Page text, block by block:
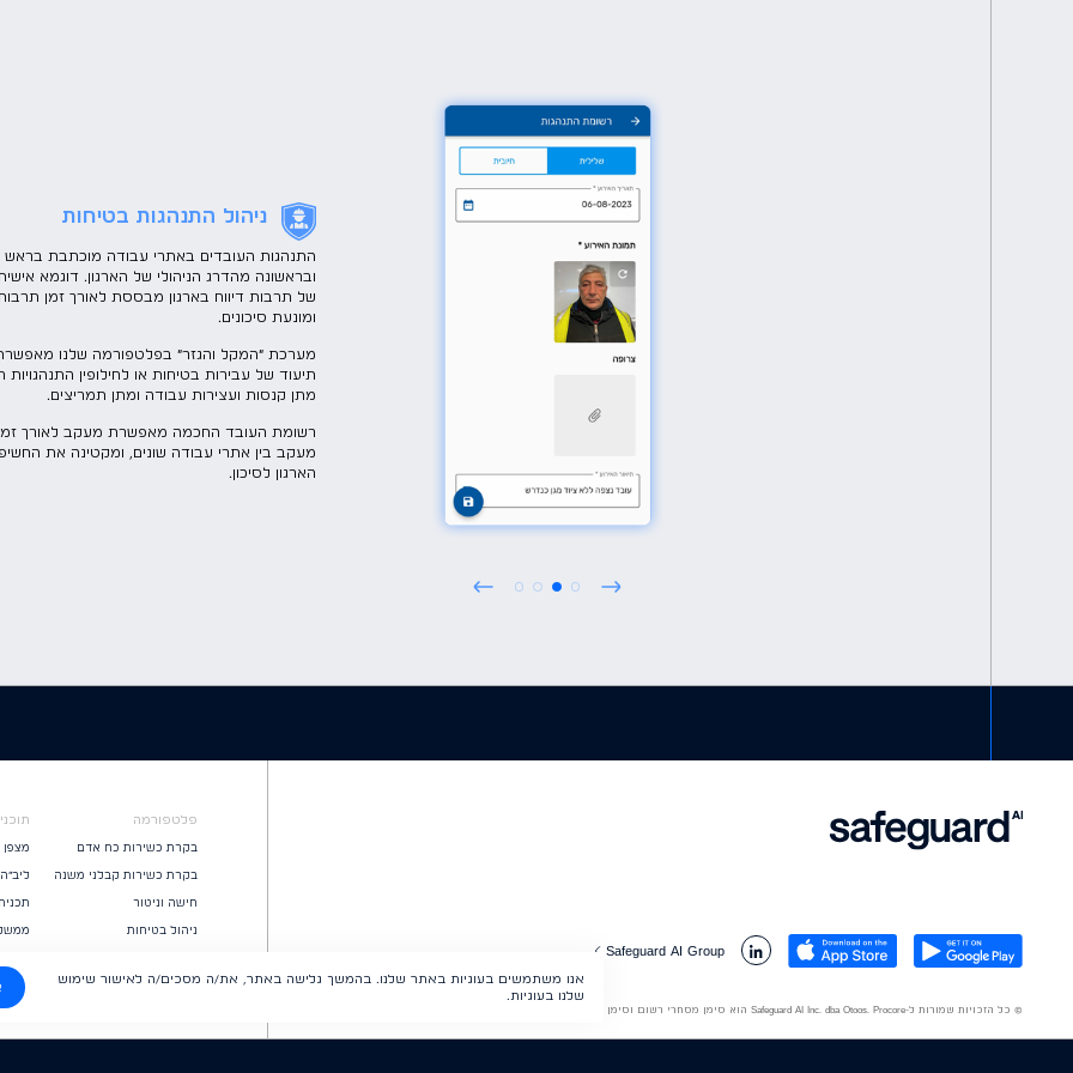
ניהול התנהגות בטיחות
התנהגות העובדים באתרי עבודה מוכתבת בראש
ובראשונה מהדרג הניהולי של הארגון. דוגמא
של תרבות דיווח בארגון מבססת לאורך זמן
ומונעת סיכונים.
מערכת ״המקל והגזר״ בפלטפורמה שלנו מאפשרת
תיעוד של עבירות בטיחות או לחילופין התנהגויות
מתן קנסות ועצירות עבודה ומתן תמריצים.
רשומת העובד החכמה מאפשרת מעקב לאורך זמן
מעקב בין אתרי עבודה שונים, ומקטינה את
הארגון לסיכון.
Safeguard AI Group
פלטפורמה
בקרת כשירות כח אדם
בקרת כשירות קבלני משנה
חישה וניטור
ניהול בטיחות
מצפן
ליב״ה
© כל הזכויות שמורות ל-Safeguard AI Inc. dba Otoos. Procore הוא סימן מסחרי רשום וסימן שירות של Procore Technologies, Inc Terms & Conditions
אנו משתמשים בעוגיות באתר שלנו. בהמשך גלישה באתר, את/ה מסכים/ה לאישור שימוש
שלנו בעוגיות.